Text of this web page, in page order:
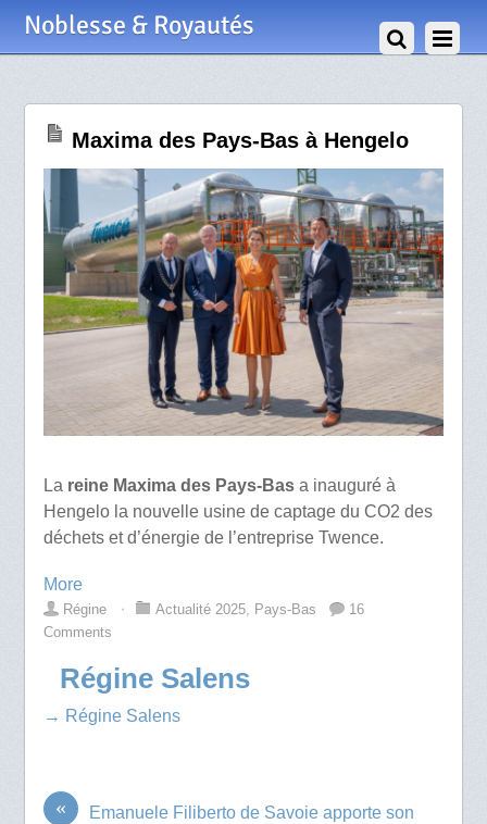
Noblesse & Royautés
Maxima des Pays-Bas à Hengelo
La reine Maxima des Pays-Basa inauguré à
Hengelo la nouvelle usine de captage du CO2 des
déchets et d’énergie de l’entreprise Twence.
More
Régine ⋅ Actualité 2025, Pays-Bas
16
Comments
Régine Salens
→ Régine Salens
«
Emanuele Filiberto de Savoie apporte son